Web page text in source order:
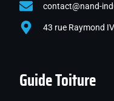
contact@nand-
43 rue Raymond
Guide Toiture